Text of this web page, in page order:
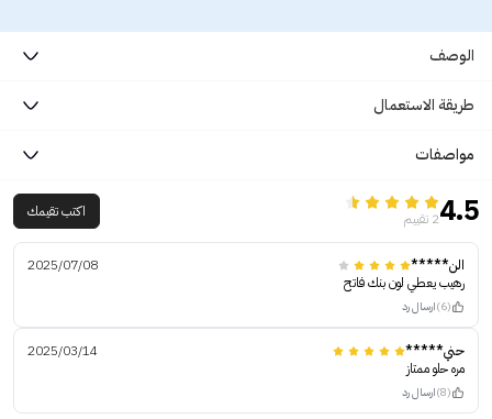
الوصف
طريقة الاستعمال
مواصفات
4.52 تقييم اكتب تقيمك
الن*****
2025/07/08
رهيب يعطي لون بنك فاتح
(6) ارسال رد
حني*****
2025/03/14
مره حلو ممتاز
(8) ارسال رد